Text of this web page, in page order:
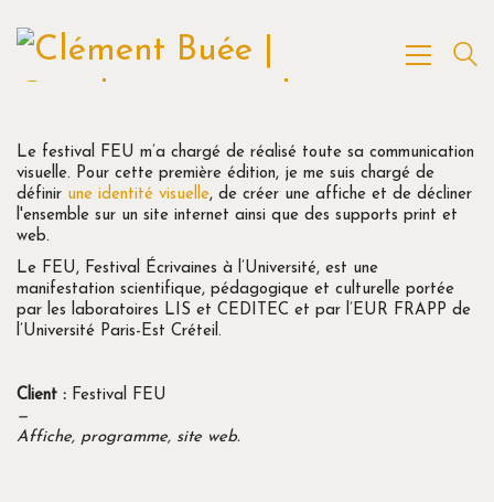
Le festival FEU m’a chargé de réalisé toute sa communication
visuelle. Pour cette première édition, je me suis chargé de
définir une identité visuelle, de créer une affiche et de décliner
l'ensemble sur un site internet ainsi que des supports print et
web.
Le FEU, Festival Écrivaines à l’Université, est une
manifestation scientifique, pédagogique et culturelle portée
par les laboratoires LIS et CEDITEC et par l’EUR FRAPP de
l’Université Paris-Est Créteil.
Client : Festival FEU
—
Affiche, programme, site web.